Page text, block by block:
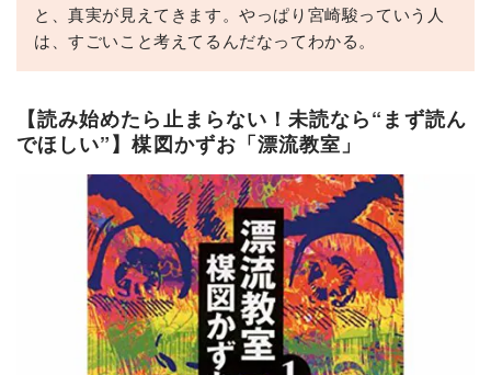
と、真実が見えてきます。やっぱり宮崎駿っていう人
は、すごいこと考えてるんだなってわかる。
【読み始めたら止まらない！未読なら“まず読ん
でほしい”】楳図かずお「漂流教室」